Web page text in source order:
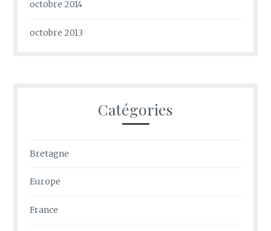
octobre 2014
octobre 2013
Catégories
Bretagne
Europe
France